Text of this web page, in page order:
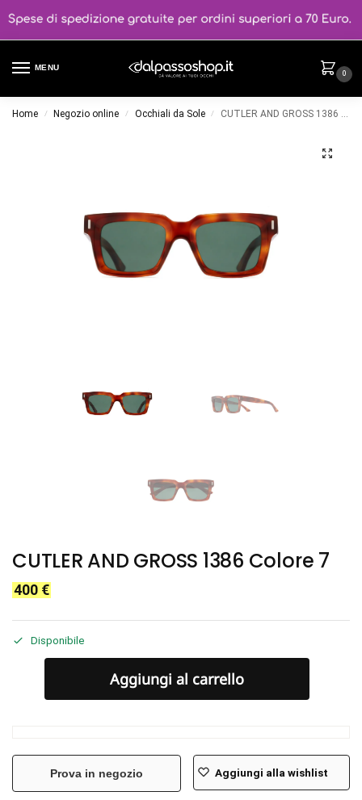
MENU
0
Home / Negozio online / Occhiali da Sole / CUTLER AND GROSS 1386 Colore 7
CUTLER AND GROSS 1386 Colore 7
400 €
Disponibile
Aggiungi al carrello
Prova in negozio Aggiungi alla wishlist